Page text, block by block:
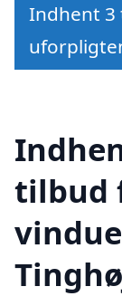
Indhent 3
tilbud